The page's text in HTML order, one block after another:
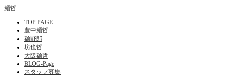
麺哲
TOP PAGE
豊中麺哲
麺野郎
坊也哲
大阪麺哲
BLOG-Page
スタッフ募集